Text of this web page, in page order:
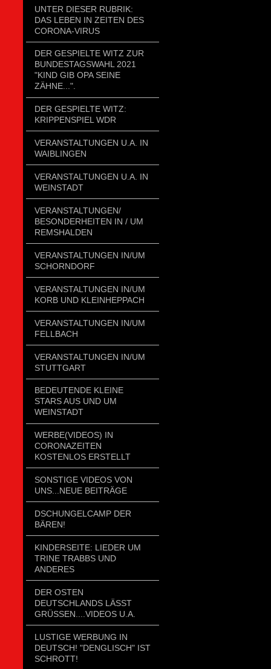
UNTER DIESER RUBRIK:
DAS LEBEN IN ZEITEN DES
CORONA-VIRUS
DER GESPIELTE WITZ ZUR
BUNDESTAGSWAHL 2021
"KIND GIB OPA SEINE
ZÄHNE...".
DER GESPIELTE WITZ:
KRIPPENSPIEL WDR
VERANSTALTUNGEN U.A. IN
WAIBLINGEN
VERANSTALTUNGEN U.A. IN
WEINSTADT
VERANSTALTUNGEN/
BESONDERHEITEN IN / UM
REMSHALDEN
VERANSTALTUNGEN IN/UM
SCHORNDORF
VERANSTALTUNGEN IN/UM
KORB UND KLEINHEPPACH
VERANSTALTUNGEN IN/UM
FELLBACH
VERANSTALTUNGEN IN/UM
STUTTGART
BEDEUTENDE KLEINE
STARS AUS UND UM
WEINSTADT
WERBE(VIDEOS) IN
CORONAZEITEN
KOSTENLOS ERSTELLT
SONSTIGE VIDEOS VON
UNS...NEUE BEITRÄGE
DSCHUNGELCAMP DER
BÄREN!
KINDERSEITE: LIEDER UM
TRINE TRABBS UND
ANDERES
DER OSTEN
DEUTSCHLANDS LÄSST
GRÜSSEN....VIDEOS U.A.
LUSTIGE WERBUNG IN
DEUTSCH! "DENGLISCH" IST
SCHROTT!